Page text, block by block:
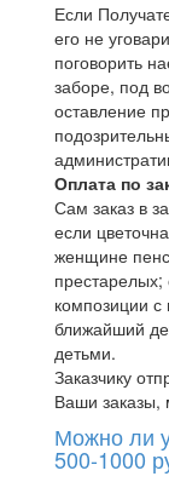
Если
его не
поговорить
заборе, под
оставление
Оплата по
Сам заказ в
если
женщине
престарелых;
композиции
ближайший
детьми.
Заказчику
Ваши заказы,
Можно ли
500-1000